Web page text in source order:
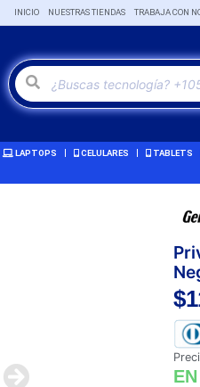
INICIO NUESTRAS TIENDAS TRABAJA CON
LAPTOPS CELULARES TABLETS
$